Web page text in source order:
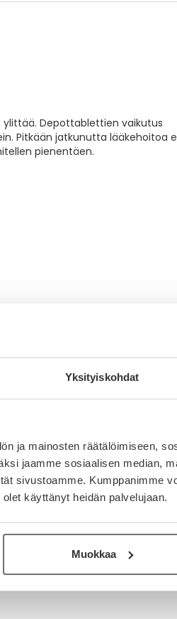
Yksityiskohdat
ja mainosten räätälöimiseen,
jaamme sosiaalisen median,
sivustoamme. Kumppanimme
käyttänyt heidän palvelujaan.
Muokkaa
ylittää. Depottablettien vaikutus
Pitkään jatkunutta lääkehoitoa
pienentäen.